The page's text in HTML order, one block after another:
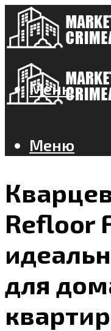
Меню
Меню
Refloor
для